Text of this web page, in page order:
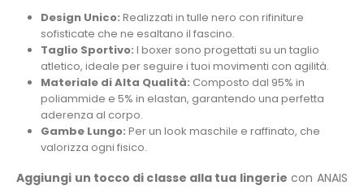
Design Unico: Realizzati in tulle nero con rifiniture
sofisticate che ne esaltano il fascino.
Taglio Sportivo: I boxer sono progettati su un taglio
atletico, ideale per seguire i tuoi movimenti con agilità.
Materiale di Alta Qualità: Composto dal 95% in
poliammide e 5% in elastan, garantendo una perfetta
aderenza al corpo.
Gambe Lungo: Per un look maschile e raffinato, che
valorizza ogni fisico.
Aggiungi un tocco di classe alla tua lingerie con ANAIS